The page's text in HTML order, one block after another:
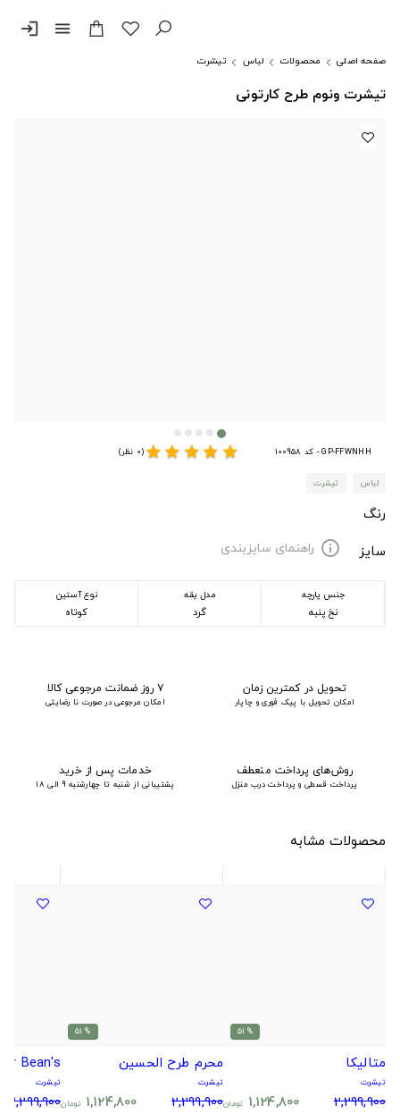
menu
login
صفحه اصلی محصولات لباس تیشرت
تیشرت ونوم طرح کارتونی
GP-FFWNHH - کد 100958 star
star
star
star
star(0 نظر)
لباس تیشرت
رنگ
سایز
info راهنمای سایزبندی
جنس پارچه
نخ پنبه
مدل یقه
گرد
نوع آستین
کوتاه
تحویل در کمترین زمان
امکان تحویل با پیک فوری و چاپار
۷ روز ضمانت مرجوعی کالا
امکان مرجوعی در صورت نا رضایتی
روش‌های پرداخت منعطف
پرداخت قسطی و پرداخت درب منزل
خدمات پس از خرید
پشتیبانی از شنبه تا چهارشنبه 9 الی 18
محصولات مشابه
% 51
متالیکا
تیشرت
2,299,900
1,124,800 تومان
% 51
محرم طرح الحسین
تیشرت
2,299,900
1,124,800 تومان
Mr Bean's طرح Mr Bean -
تیشرت
2,299,900